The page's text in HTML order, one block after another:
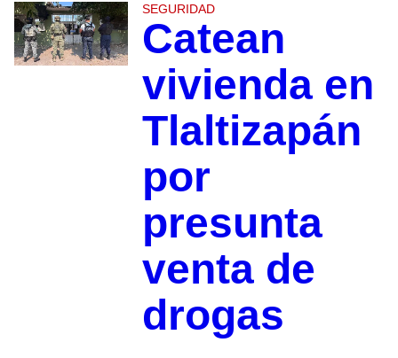
SEGURIDAD
Catean
vivienda en
Tlaltizapán
por
presunta
venta de
drogas